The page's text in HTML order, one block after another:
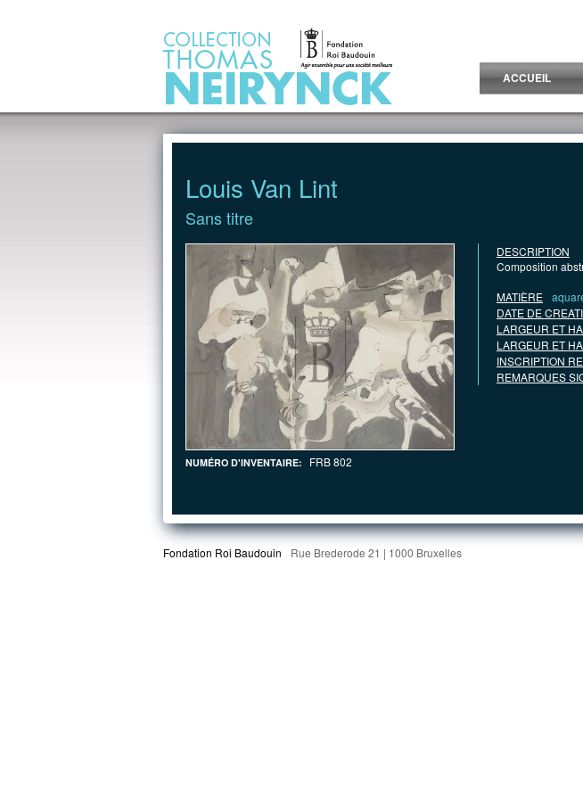
ACCUEIL
Louis Van Lint
Sans titre
NUMÉRO D'INVENTAIRE: FRB 802
DESCRIPTION
Composition
MATIÈRE
DATE DE
LARGEUR ET
LARGEUR ET
INSCRIPTION
REMARQUES
Fondation Roi Baudouin Rue Brederode 21 | 1000 Bruxelles